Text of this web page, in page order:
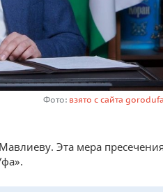
Фото: взято с сайта
Эта мера пресечения